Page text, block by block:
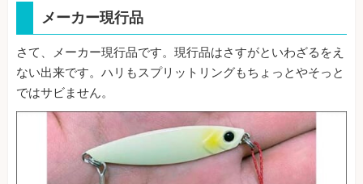
メーカー現行品
さて、メーカー現行品です。現行品はさすがといわざるをえ
ない出来です。ハリもスプリットリングもちょっとやそっと
ではサビません。